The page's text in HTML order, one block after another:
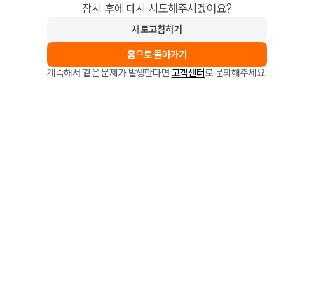
잠시 후에 다시 시도해주시겠어요?
새로고침하기
홈으로 돌아가기
계속해서 같은 문제가 발생한다면 고객센터로 문의해주세요.